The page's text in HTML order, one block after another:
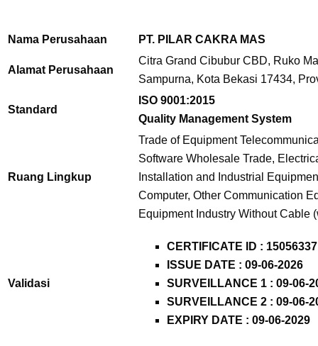
Nama Perusahaan PT. PILAR CAKRA MAS
Alamat Perusahaan
Citra Grand Cibubur CBD, Ruko
Sampurna, Kota Bekasi 17434,
Standard
ISO 9001:2015
Quality Management System
Ruang Lingkup
Trade of Equipment
Software Wholesale Trade,
Installation and Industrial
Computer, Other Communication
Equipment Industry Without Cable
Validasi
CERTIFICATE ID : 15056337
ISSUE DATE : 09-06-2026
SURVEILLANCE 1 : 09-06-
SURVEILLANCE 2 : 09-06-
EXPIRY DATE : 09-06-2029